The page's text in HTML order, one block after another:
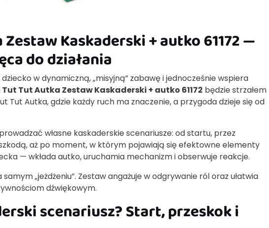
Kaskaderski + autko 61172 —
do działania
w dynamiczną, „misyjną” zabawę i jednocześnie wspiera
Tut Autka Zestaw Kaskaderski + autko 61172 będzie strzałem
Tut Autka, gdzie każdy ruch ma znaczenie, a przygoda dzieje się od
własne kaskaderskie scenariusze: od startu, przez
aż po moment, w którym pojawiają się efektowne elementy
— wkłada autko, uruchamia mechanizm i obserwuje reakcje.
„jeżdżeniu”. Zestaw angażuje w odgrywanie ról oraz ułatwia
dźwiękowym.
scenariusz? Start, przeskok i